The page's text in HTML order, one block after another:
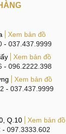
Xem bản đồ
- 037.437.9999
Xem bản đồ
- 096.2222.398
Xem bản đồ
- 037.437.9999
Q.10
Xem bản đồ
- 097.3333.602